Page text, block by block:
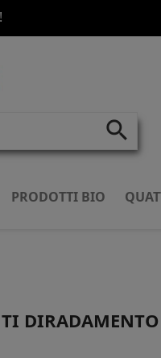
search
PRODOTTI BIO
DIRADAMENTO